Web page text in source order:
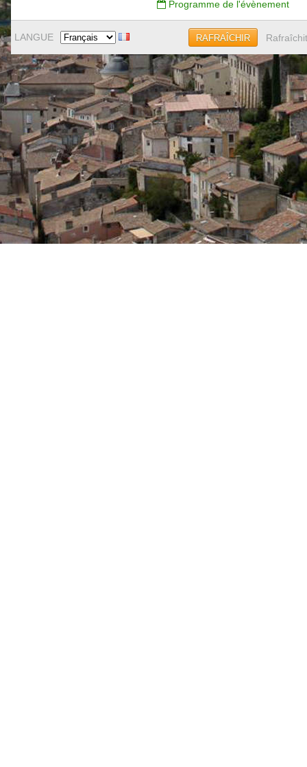
Programme de l'évènement
LANGUE RAFRAÎCHIR